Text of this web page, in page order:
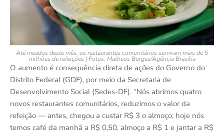
Até meados deste mês, os restaurantes comunitários serviram mais de 5
milhões de refeições | Fotos: Matheus Borges/Agência Brasília
O aumento é consequência direta de ações do Governo do
Distrito Federal (GDF), por meio da Secretaria de
Desenvolvimento Social (Sedes-DF). “Nós abrimos quatro
novos restaurantes comunitários, reduzimos o valor da
refeição — antes, chegou a custar R$ 3 o almoço; hoje nós
temos café da manhã a R$ 0,50, almoço a R$ 1 e jantar a R$